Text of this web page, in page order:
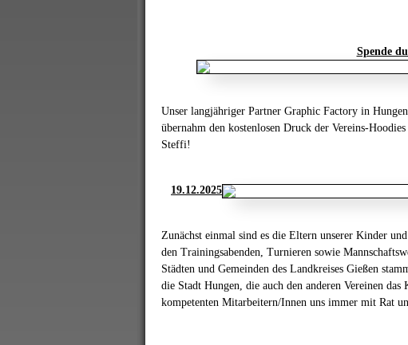
Spende
Unser langjähriger Partner Graphic Factory in
übernahm den kostenlosen Druck der Vereins-
Steffi!
19.12.2025
Zunächst einmal sind es die Eltern unserer Kinder
den Trainingsabenden, Turnieren sowie
Städten und Gemeinden des Landkreises Gießen
die Stadt Hungen, die auch den anderen Vereinen
kompetenten Mitarbeitern/Innen uns immer mit Rat